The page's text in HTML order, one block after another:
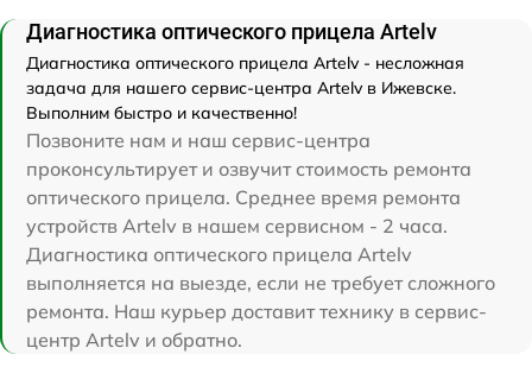
Диагностика оптического прицела Artelv
Диагностика оптического прицела Artelv - несложная
задача для нашего сервис-центра Artelv в Ижевске.
Выполним быстро и качественно!
Позвоните нам и наш сервис-центра
проконсультирует и озвучит стоимость ремонта
оптического прицела. Среднее время ремонта
устройств Artelv в нашем сервисном - 2 часа.
Диагностика оптического прицела Artelv
выполняется на выезде, если не требует сложного
ремонта. Наш курьер доставит технику в сервис-
центр Artelv и обратно.